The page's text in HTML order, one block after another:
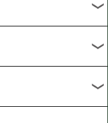
ュース
年